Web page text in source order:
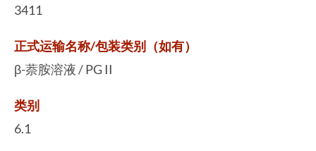
3411
正式运输名称/包装类别（如有）
β-萘胺溶液 / PG II
类别
6.1